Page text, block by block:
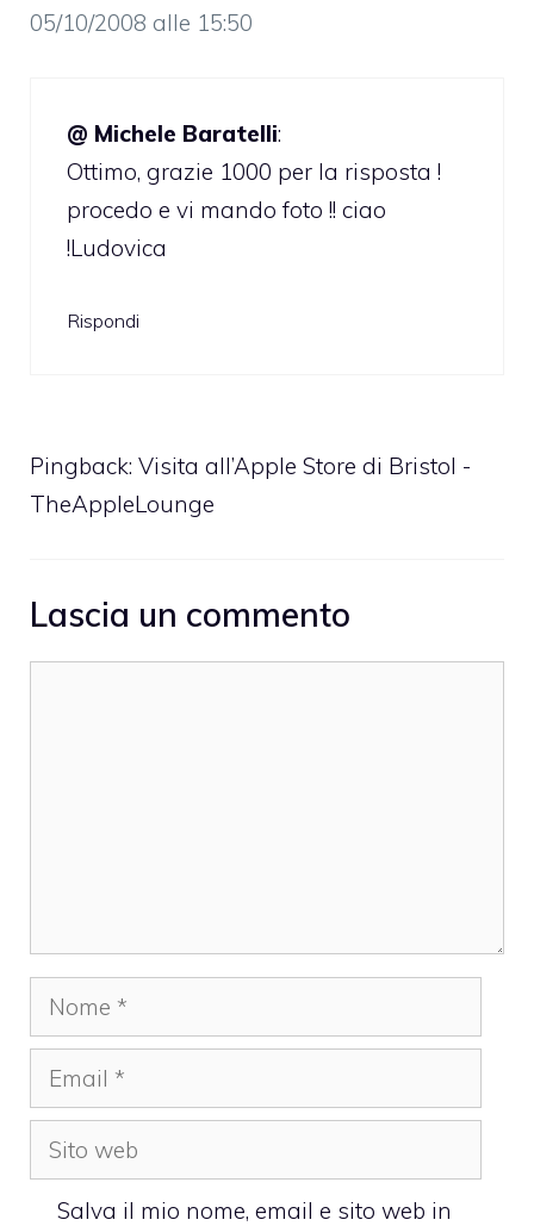
05/10/2008 alle 15:50
@ Michele Baratelli:
Ottimo, grazie 1000 per la risposta !
procedo e vi mando foto !! ciao
!Ludovica
Rispondi
Pingback: Visita all’Apple Store di Bristol -
TheAppleLounge
Lascia un commento
Nome
Email
Sito
web
Salva il mio nome, email e sito web in